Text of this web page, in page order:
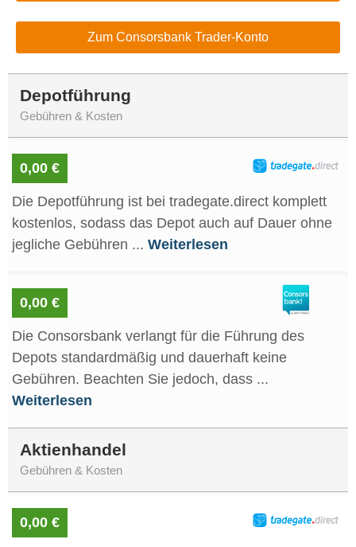
Zum Consorsbank Trader-Konto
Depotführung
Gebühren & Kosten
0,00 €
Die Depotführung ist bei tradegate.direct komplett
kostenlos, sodass das Depot auch auf Dauer ohne
jegliche Gebühren ... Weiterlesen
0,00 €
Die Consorsbank verlangt für die Führung des
Depots standardmäßig und dauerhaft keine
Gebühren. Beachten Sie jedoch, dass ...
Weiterlesen
Aktienhandel
Gebühren & Kosten
0,00 €